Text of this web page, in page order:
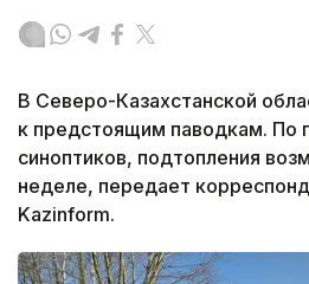
В Северо-Казахстанской
к предстоящим паводкам. По
синоптиков, подтопления
неделе, передает
Kazinform.